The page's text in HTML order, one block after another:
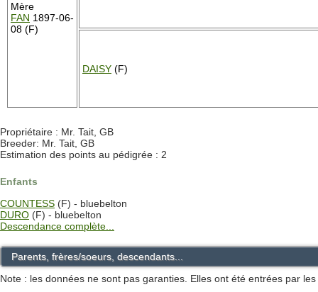
Mère
FAN 1897-06-
08 (F)
DAISY (F)
Propriétaire : Mr. Tait, GB
Breeder: Mr. Tait, GB
Estimation des points au pédigrée : 2
Enfants
COUNTESS (F) - bluebelton
DURO (F) - bluebelton
Descendance complète...
Parents, frères/soeurs, descendants...
Note : les données ne sont pas garanties. Elles ont été entrées par